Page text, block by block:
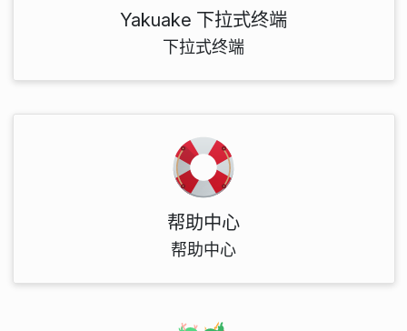
Yakuake 下拉式终端
下拉式终端
帮助中心
帮助中心